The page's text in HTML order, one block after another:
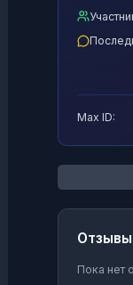
Max ID:
Отзывы
Пока нет